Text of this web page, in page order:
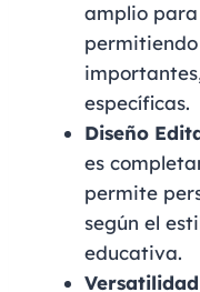
amplio para
específicas.
Diseño
es
permite
según el
educativa.